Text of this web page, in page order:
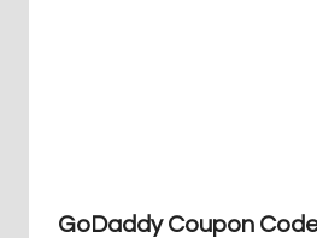
GoDaddy Coupon